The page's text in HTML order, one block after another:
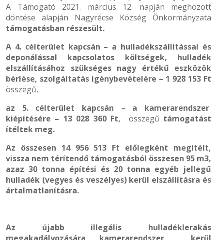
A Támogató 2021. március 12. napján meghozott
döntése alapján Nagyrécse Község Önkormányzata
támogatásban részesült.
A 4. célterület kapcsán – a hulladékszállítással és
deponálással kapcsolatos költségek, hulladék
elszállításához szükséges nagy értékű eszközök
bérlése, szolgáltatás igénybevételére – 1 928 153 Ft
összegű,
az 5. célterület kapcsán – a kamerarendszer
kiépítésére – 13 028 360 Ft, összegű támogatást
ítéltek meg.
Az összesen 14 956 513 Ft előlegként megítélt,
vissza nem térítendő támogatásból összesen 95 m3,
azaz 30 tonna építési és 20 tonna egyéb jellegű
hulladék (vegyes és veszélyes) kerül elszállításra és
ártalmatlanításra.
Az újabb illegális hulladéklerakás